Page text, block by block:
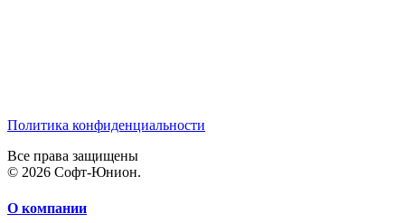
Политика конфиденциальности
Все права защищены
© 2026 Софт-Юнион.
О компании